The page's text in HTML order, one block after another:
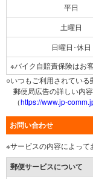
平日
土曜日
日曜日･休日
※バイク自賠責保険はお
○いつもご利用されてい
郵便局広告の詳しい内
（https://www.jp-
お問い合わせ
※サービスの内容によって
郵便サービスについて